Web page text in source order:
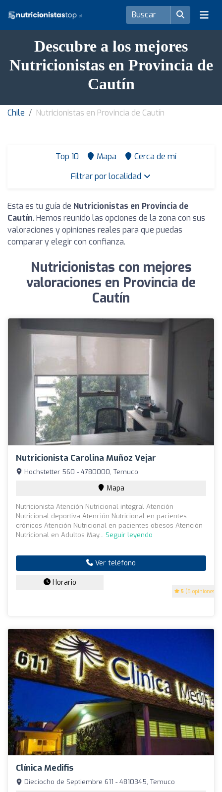
Descubre a los mejores
Nutricionistas en Provincia de
Cautín
Chile Nutricionistas en Provincia de Cautín
Top 10 Mapa
Cerca de mí
Filtrar por localidad
Esta es tu guía de Nutricionistas en Provincia de
Cautín. Hemos reunido las opciones de la zona con sus
valoraciones y opiniones reales para que puedas
comparar y elegir con confianza.
Nutricionistas con mejores
valoraciones en Provincia de
Cautín
Nutricionista Carolina Muñoz Vejar
5 (5 opiniones)
Hochstetter 560 - 4780000, Temuco
Mapa
Nutricionista Atención Nutricional integral Atención
Nutricional deportiva Atención Nutricional en pacientes
crónicos Atención Nutricional en pacientes obesos Atención
Nutricional en Adultos May... Seguir leyendo
Ver teléfono
Horario
Clínica Medifis
Dieciocho de Septiembre 611 - 4810345, Temuco